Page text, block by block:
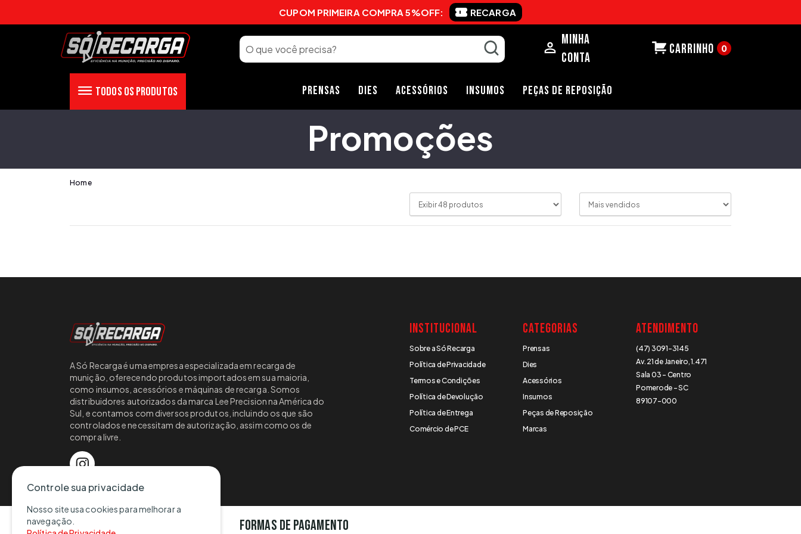
CUPOM PRIMEIRA COMPRA 5%OFF: RECARGA
Minha
Conta
carrinho 0
Todos os Produtos PRENSAS DIES ACESSÓRIOS INSUMOS PEÇAS DE REPOSIÇÃO
Promoções
Home
A Só Recarga é uma empresa especializada em recarga de
munição, oferecendo produtos importados em sua maioria,
como insumos, acessórios e máquinas de recarga. Somos
distribuidores autorizados da marca Lee Precision na América do
Sul, e contamos com diversos produtos, incluindo os que são
controlados e necessitam de autorização, assim como os de
compra livre.
Institucional
Sobre a Só Recarga
Política de Privacidade
Termos e Condições
Política de Devolução
Política de Entrega
Comércio de PCE
Categorias
Prensas
Dies
Acessórios
Insumos
Peças de Reposição
Marcas
Atendimento
(47) 3091-3145
Av. 21 de Janeiro, 1.471
Sala 03 - Centro
Pomerode - SC
89107-000
Formas de pagamento
Controle sua privacidade
Nosso site usa cookies para melhorar a
navegação.